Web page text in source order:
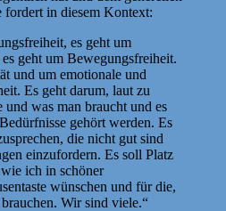
fordert in diesem Kontext:
es geht um
geht um Bewegungsfreiheit.
und um emotionale und
Es geht darum, laut zu
und was man braucht und es
gehört werden. Es
die nicht gut sind
einzufordern. Es soll Platz
ich in schöner
wünschen und für die,
Wir sind viele.“